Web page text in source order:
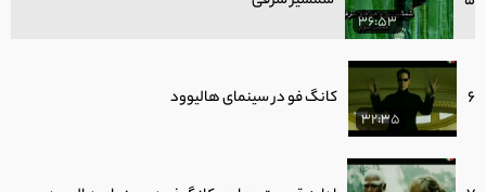
36:53
6
32:35
کانگ فو در سینمای هالیوود